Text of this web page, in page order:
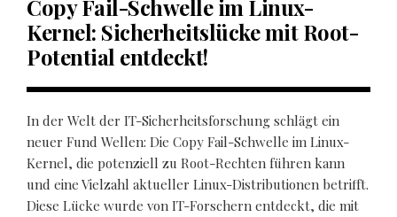
Copy Fail-Schwelle im Linux-
Kernel: Sicherheitslücke mit Root-
Potential entdeckt!
In der Welt der IT-Sicherheitsforschung schlägt ein
neuer Fund Wellen: Die Copy Fail-Schwelle im Linux-
Kernel, die potenziell zu Root-Rechten führen kann
und eine Vielzahl aktueller Linux-Distributionen betrifft.
Diese Lücke wurde von IT-Forschern entdeckt, die mit